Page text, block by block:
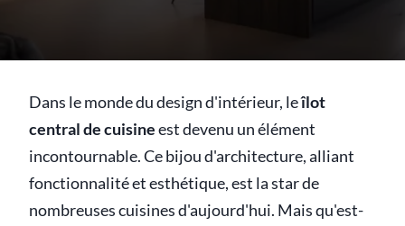
Dans le monde du design d'intérieur, leîlot
central de cuisineest devenu un élément
incontournable. Ce bijou d'architecture, alliant
fonctionnalité et esthétique, est la star de
nombreuses cuisines d'aujourd'hui. Mais qu'est-